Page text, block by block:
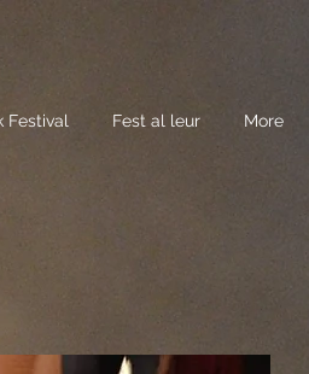
Festival Fest al leur More